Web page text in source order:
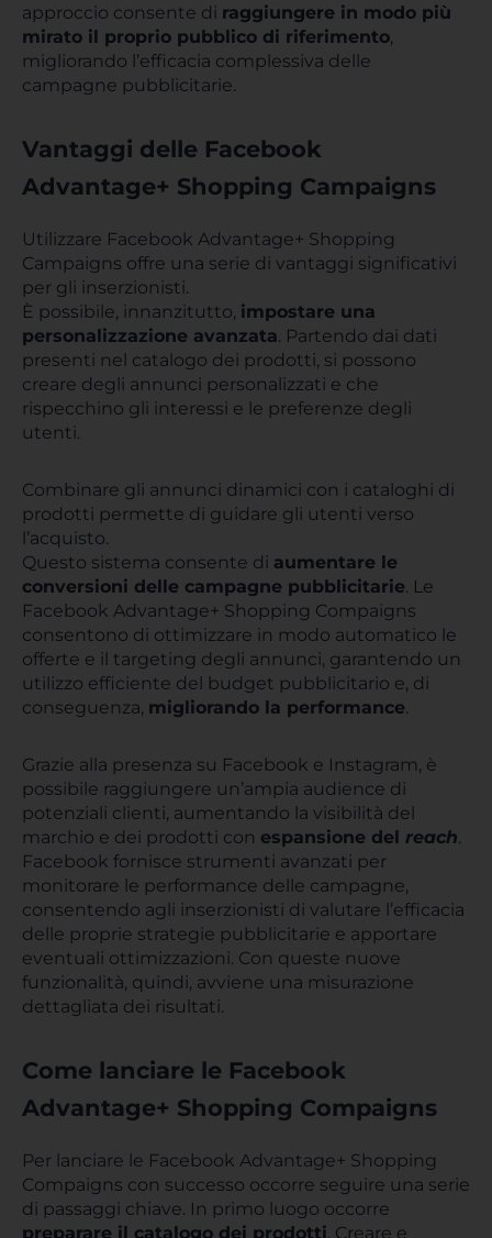
approccio consente di raggiungere in modo più
mirato il proprio pubblico di riferimento,
migliorando l’efficacia complessiva delle
campagne pubblicitarie.
Vantaggi delle Facebook
Advantage+ Shopping Campaigns
Utilizzare Facebook Advantage+ Shopping
Campaigns offre una serie di vantaggi significativi
per gli inserzionisti.
È possibile, innanzitutto, impostare una
personalizzazione avanzata. Partendo dai dati
presenti nel catalogo dei prodotti, si possono
creare degli annunci personalizzati e che
rispecchino gli interessi e le preferenze degli
utenti.
Combinare gli annunci dinamici con i cataloghi di
prodotti permette di guidare gli utenti verso
l’acquisto.
Questo sistema consente di aumentare le
conversioni delle campagne pubblicitarie. Le
Facebook Advantage+ Shopping Compaigns
consentono di ottimizzare in modo automatico le
offerte e il targeting degli annunci, garantendo un
utilizzo efficiente del budget pubblicitario e, di
conseguenza, migliorando la performance.
Grazie alla presenza su Facebook e Instagram, è
possibile raggiungere un’ampia audience di
potenziali clienti, aumentando la visibilità del
marchio e dei prodotti con espansione del reach.
Facebook fornisce strumenti avanzati per
monitorare le performance delle campagne,
consentendo agli inserzionisti di valutare l’efficacia
delle proprie strategie pubblicitarie e apportare
eventuali ottimizzazioni. Con queste nuove
funzionalità, quindi, avviene una misurazione
dettagliata dei risultati.
Come lanciare le Facebook
Advantage+ Shopping Compaigns
Per lanciare le Facebook Advantage+ Shopping
Compaigns con successo occorre seguire una serie
di passaggi chiave. In primo luogo occorre
preparare il catalogo dei prodotti . Creare e